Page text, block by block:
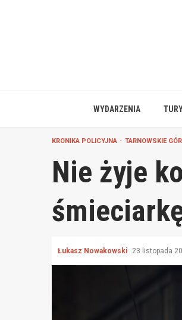
WYDARZENIA
KRONIKA POLICYJNA TARNOWSKIE
Nie żyje
Łukasz Nowakowski 23 listopada